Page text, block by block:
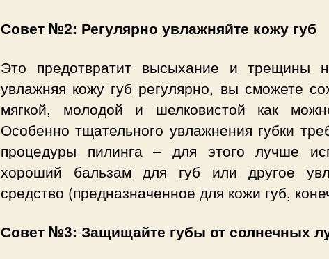
Совет №2: Регулярно увлажняйте кожу губ
Это предотвратит высыхание и трещины
увлажняя кожу губ регулярно, вы сможете
мягкой, молодой и шелковистой как
Особенно тщательного увлажнения губки
процедуры пилинга – для этого лучше
хороший бальзам для губ или другое
средство (предназначенное для кожи губ,
Совет №3: Защищайте губы от солнечных